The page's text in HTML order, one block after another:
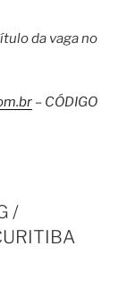
da vaga no
– CÓDIGO
/